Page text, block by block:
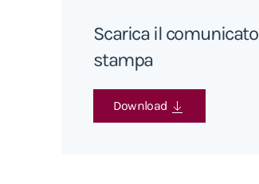
Scarica il comunicato
stampa
Download